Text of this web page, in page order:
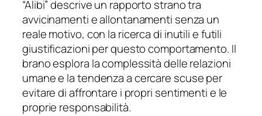
“Alibi” descrive un rapporto strano tra
avvicinamenti e allontanamenti senza un
reale motivo, con la ricerca di inutili e futili
giustificazioni per questo comportamento. Il
brano esplora la complessità delle relazioni
umane e la tendenza a cercare scuse per
evitare di affrontare i propri sentimenti e le
proprie responsabilità.